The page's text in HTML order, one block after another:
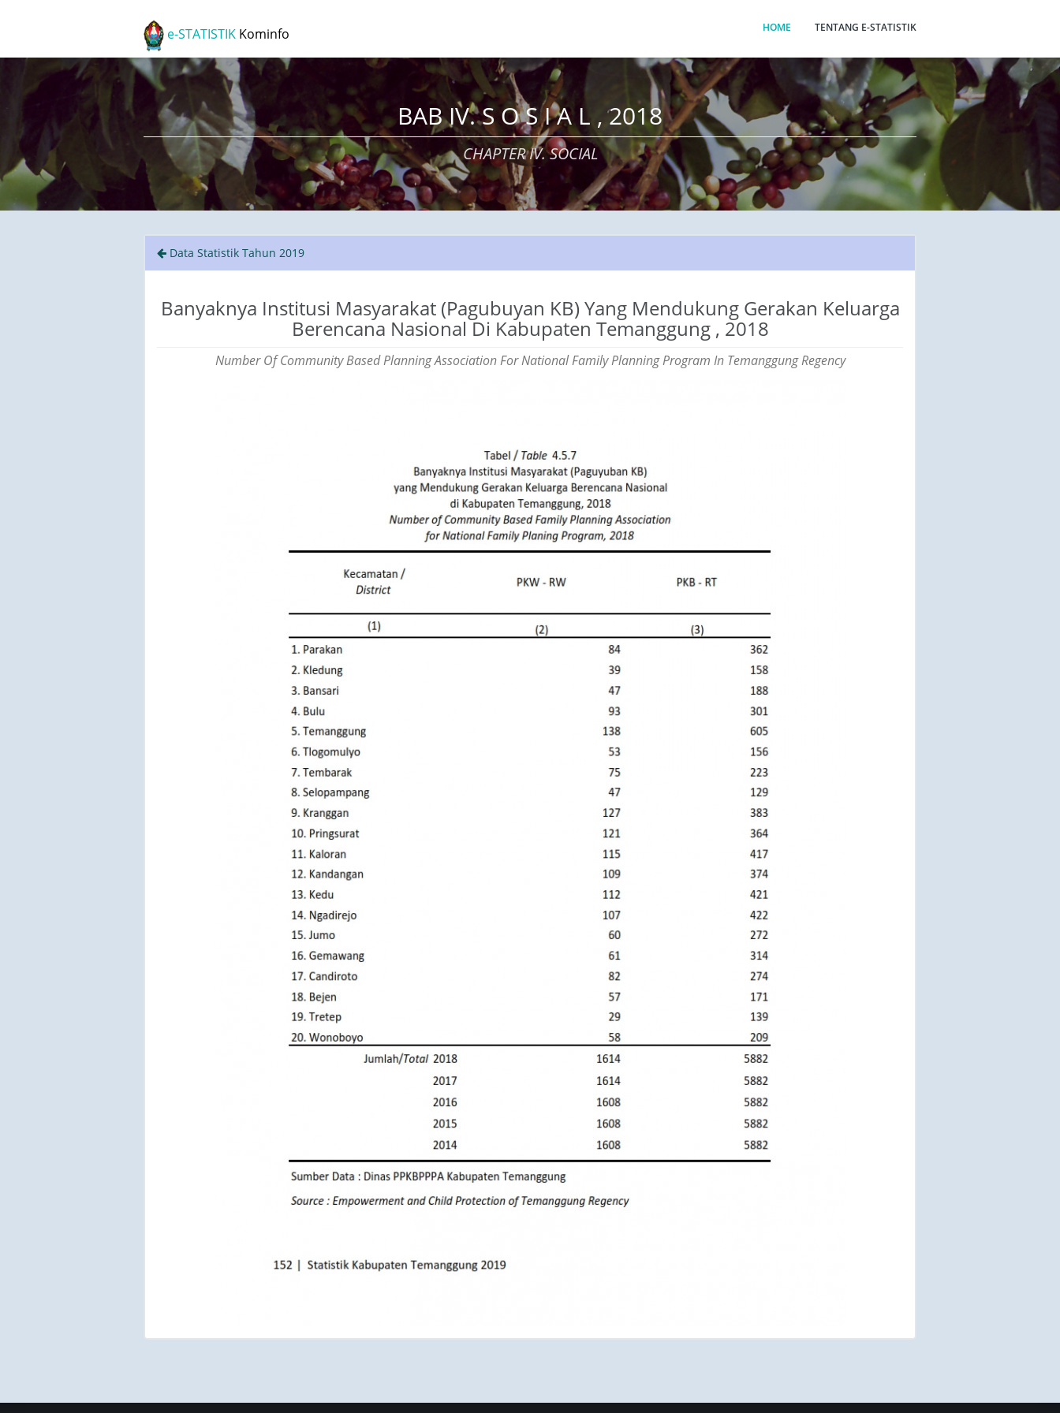
e-STATISTIK Kominfo HOME TENTANG E-STATISTIK
BAB IV. S O S I A L , 2018
CHAPTER IV. SOCIAL
Data Statistik Tahun 2019
Banyaknya Institusi Masyarakat (Pagubuyan KB) Yang Mendukung Gerakan Keluarga
Berencana Nasional Di Kabupaten Temanggung , 2018
Number Of Community Based Planning Association For National Family Planning Program In Temanggung Regency